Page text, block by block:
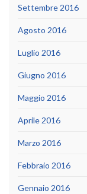
Settembre 2016
Agosto 2016
Luglio 2016
Giugno 2016
Maggio 2016
Aprile 2016
Marzo 2016
Febbraio 2016
Gennaio 2016